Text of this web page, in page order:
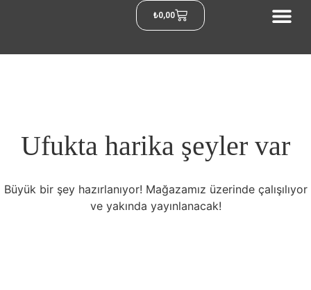
₺0,00
Ufukta harika şeyler var
Büyük bir şey hazırlanıyor! Mağazamız üzerinde çalışılıyor
ve yakında yayınlanacak!